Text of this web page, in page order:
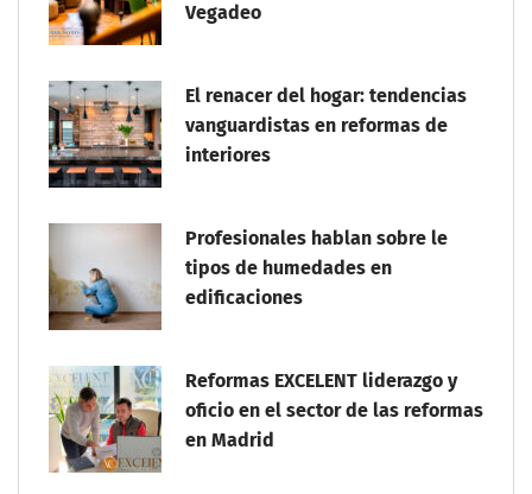
Vegadeo
El renacer del hogar: tendencias
vanguardistas en reformas de
interiores
Profesionales hablan sobre le
tipos de humedades en
edificaciones
Reformas EXCELENT liderazgo y
oficio en el sector de las reformas
en Madrid